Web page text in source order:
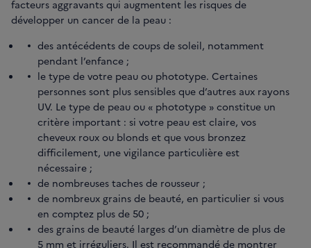
facteurs aggravants qui augmentent les risques de
développer un cancer de la peau :
des antécédents de coups de soleil, notamment
pendant l’enfance ;
le type de votre peau ou phototype. Certaines
personnes sont plus sensibles que d’autres aux rayons
UV. Le type de peau ou « phototype » constitue un
critère important : si votre peau est claire, vos
cheveux roux ou blonds et que vous bronzez
difficilement, une vigilance particulière est
nécessaire ;
de nombreuses taches de rousseur ;
de nombreux grains de beauté, en particulier si vous
en comptez plus de 50 ;
des grains de beauté larges d’un diamètre de plus de
5 mm et irréguliers. Il est recommandé de montrer